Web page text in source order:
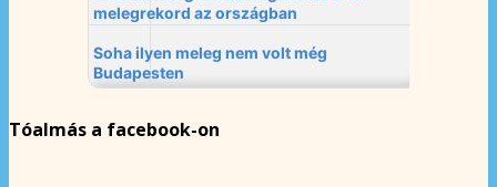
Tóalmás a facebook-on